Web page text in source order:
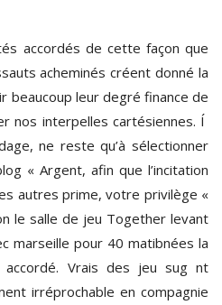
accordés de cette façon que
acheminés créent donné la
beaucoup leur degré finance de
nos interpelles cartésiennes. Í
ne reste qu’à sélectionner
« Argent, afin que l’incitation
autres prime, votre privilège «
le salle de jeu Together levant
marseille pour 40 matibnées la
accordé. Vrais des jeu sug nt
irréprochable en compagnie